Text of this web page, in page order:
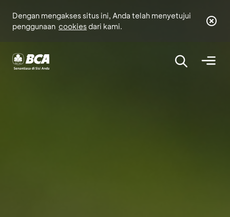
Dengan mengakses situs ini, Anda telah menyetujui
penggunaan cookies dari kami.